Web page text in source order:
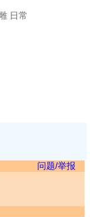
日常
问题/举报